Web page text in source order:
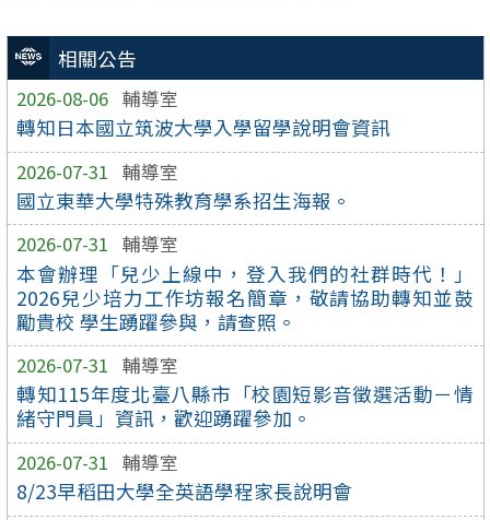
相關公告
2026-08-06 輔導室
轉知日本國立筑波大學入學留學說明會資訊
2026-07-31 輔導室
國立東華大學特殊教育學系招生海報。
2026-07-31 輔導室
本會辦理「兒少上線中，登入我們的社群時代！」
2026兒少培力工作坊報名簡章，敬請協助轉知並鼓
勵貴校 學生踴躍參與，請查照。
2026-07-31 輔導室
轉知115年度北臺八縣市「校園短影音徵選活動－情
緒守門員」資訊，歡迎踴躍參加。
2026-07-31 輔導室
8/23早稻田大學全英語學程家長說明會